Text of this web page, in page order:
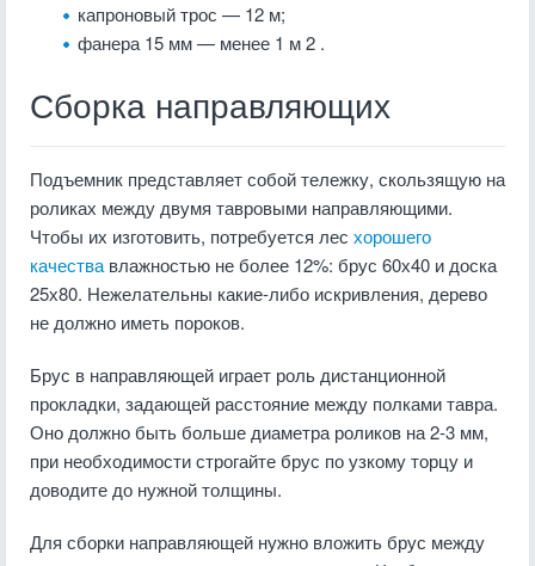
капроновый трос — 12 м;
фанера 15 мм — менее 1 м 2 .
Сборка направляющих
Подъемник представляет собой тележку, скользящую на
роликах между двумя тавровыми направляющими.
Чтобы их изготовить, потребуется лес хорошего
качества влажностью не более 12%: брус 60х40 и доска
25х80. Нежелательны какие-либо искривления, дерево
не должно иметь пороков.
Брус в направляющей играет роль дистанционной
прокладки, задающей расстояние между полками тавра.
Оно должно быть больше диаметра роликов на 2-3 мм,
при необходимости строгайте брус по узкому торцу и
доводите до нужной толщины.
Для сборки направляющей нужно вложить брус между